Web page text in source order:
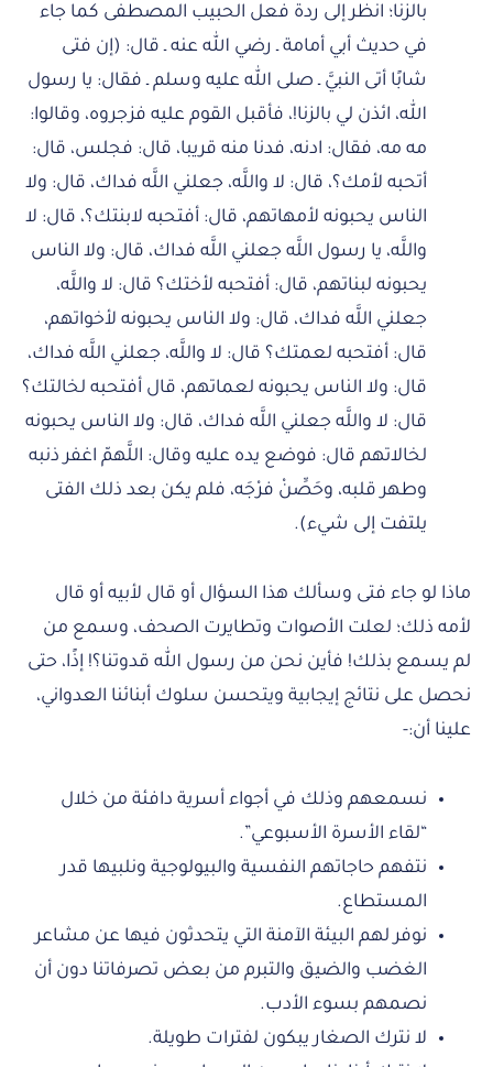
بالزنا؛ انظر إلى ردة فعل الحبيب المصطفى كما جاء
في حديث أبي أمامة ـ رضي الله عنه ـ قال: (إن فتى
شابًا أتى النبيَّ ـ صلى الله عليه وسلم ـ فقال: يا رسول
الله، ائذن لي بالزنا!، فأقبل القوم عليه فزجروه، وقالوا:
مه مه، فقال: ادنه، فدنا منه قريبا، قال: فجلس، قال:
أتحبه لأمك؟، قال: لا واللَّه، جعلني اللَّه فداك، قال: ولا
الناس يحبونه لأمهاتهم، قال: أفتحبه لابنتك؟، قال: لا
واللَّه، يا رسول اللَّه جعلني اللَّه فداك، قال: ولا الناس
يحبونه لبناتهم، قال: أفتحبه لأختك؟ قال: لا واللَّه،
جعلني اللَّه فداك، قال: ولا الناس يحبونه لأخواتهم،
قال: أفتحبه لعمتك؟ قال: لا واللَّه، جعلني اللَّه فداك،
قال: ولا الناس يحبونه لعماتهم، قال أفتحبه لخالتك؟
قال: لا واللَّه جعلني اللَّه فداك، قال: ولا الناس يحبونه
لخالاتهم قال: فوضع يده عليه وقال: اللَّهمّ اغفر ذنبه
وطهر قلبه، وحَصِّنْ فرْجَه، فلم يكن بعد ذلك الفتى
يلتفت إلى شيء).
ماذا لو جاء فتى وسألك هذا السؤال أو قال لأبيه أو قال
لأمه ذلك؛ لعلت الأصوات وتطايرت الصحف، وسمع من
لم يسمع بذلك! فأين نحن من رسول الله قدوتنا؟! إذًا، حتى
نحصل على نتائج إيجابية ويتحسن سلوك أبنائنا العدواني،
علينا أن:-
نسمعهم وذلك في أجواء أسرية دافئة من خلال
“لقاء الأسرة الأسبوعي”.
نتفهم حاجاتهم النفسية والبيولوجية ونلبيها قدر
المستطاع.
نوفر لهم البيئة الآمنة التي يتحدثون فيها عن مشاعر
الغضب والضيق والتبرم من بعض تصرفاتنا دون أن
نصمهم بسوء الأدب.
لا نترك الصغار يبكون لفترات طويلة.